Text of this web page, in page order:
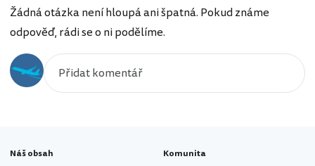
Žádná otázka není hloupá ani špatná. Pokud známe
odpověď, rádi se o ni podělíme.
Náš obsah Komunita